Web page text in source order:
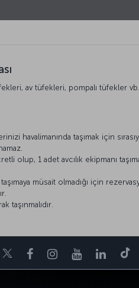
av tüfekleri, pompalı tüfekler
havalimanında taşımak için
olup, 1 adet avcılık ekipmanı
müsait olmadığı için
taşınmalıdır.
TwitterFacebookInstagram
Youtube